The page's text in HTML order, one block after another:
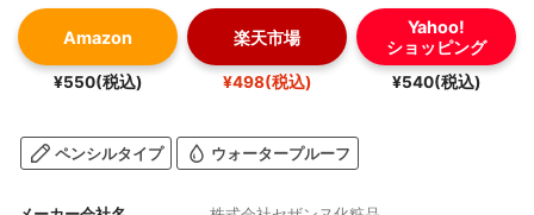
Amazon
¥550(税込)
楽天市場
¥498(税込)
Yahoo!
ショッピング
¥540(税込)
ペンシルタイプ ウォータープルーフ